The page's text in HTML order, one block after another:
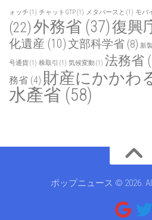
ォッチ (1) チャットGTP(1) メタバースと (1) モバ
(22)外務省 (37)復興
化遺産 (10)文部科学省 (8) 新
号通貨(1) 株取引 (1) 気候変動(1) 法務省
務省 (4) 財産にかかわ
水產省 (58)
ポップニュース © 2026.